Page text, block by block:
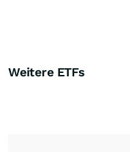
Weitere ETFs